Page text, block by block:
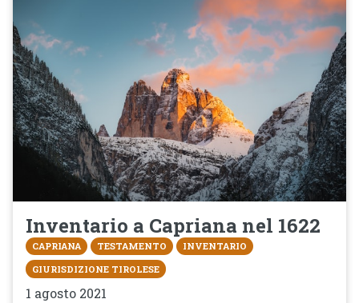
Inventario a Capriana nel 1622
CAPRIANA TESTAMENTO
INVENTARIO
GIURISDIZIONE TIROLESE
1 agosto 2021